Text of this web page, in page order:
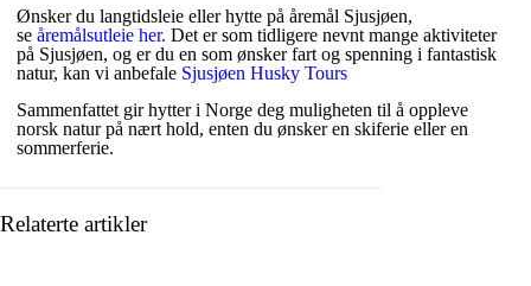
Ønsker du langtidsleie eller hytte på åremål Sjusjøen,
seåremålsutleie her. Det er som tidligere nevnt mange aktiviteter
på Sjusjøen, og er du en som ønsker fart og spenning i fantastisk
natur, kan vi anbefale Sjusjøen Husky Tours
Sammenfattet gir hytter i Norge deg muligheten til å oppleve
norsk natur på nært hold, enten du ønsker en skiferie eller en
sommerferie.
Relaterte artikler